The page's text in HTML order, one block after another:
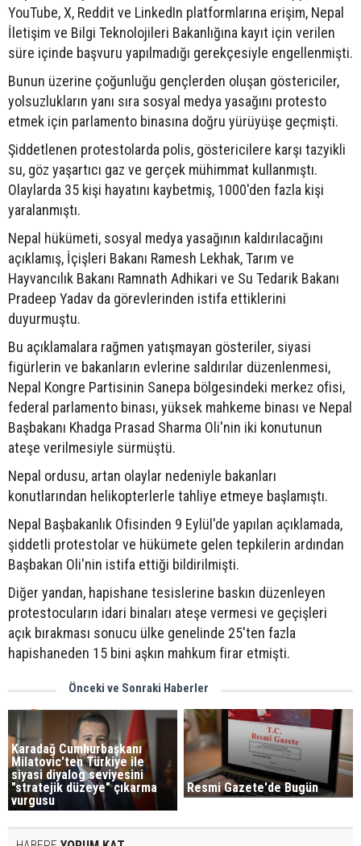
YouTube, X, Reddit ve LinkedIn platformlarına erişim, Nepal
İletişim ve Bilgi Teknolojileri Bakanlığına kayıt için verilen
süre içinde başvuru yapılmadığı gerekçesiyle engellenmişti.
Bunun üzerine çoğunluğu gençlerden oluşan göstericiler,
yolsuzlukların yanı sıra sosyal medya yasağını protesto
etmek için parlamento binasına doğru yürüyüşe geçmişti.
Şiddetlenen protestolarda polis, göstericilere karşı tazyikli
su, göz yaşartıcı gaz ve gerçek mühimmat kullanmıştı.
Olaylarda 35 kişi hayatını kaybetmiş, 1000'den fazla kişi
yaralanmıştı.
Nepal hükümeti, sosyal medya yasağının kaldırılacağını
açıklamış, İçişleri Bakanı Ramesh Lekhak, Tarım ve
Hayvancılık Bakanı Ramnath Adhikari ve Su Tedarik Bakanı
Pradeep Yadav da görevlerinden istifa ettiklerini
duyurmuştu.
Bu açıklamalara rağmen yatışmayan gösteriler, siyasi
figürlerin ve bakanların evlerine saldırılar düzenlenmesi,
Nepal Kongre Partisinin Sanepa bölgesindeki merkez ofisi,
federal parlamento binası, yüksek mahkeme binası ve Nepal
Başbakanı Khadga Prasad Sharma Oli'nin iki konutunun
ateşe verilmesiyle sürmüştü.
Nepal ordusu, artan olaylar nedeniyle bakanları
konutlarından helikopterlerle tahliye etmeye başlamıştı.
Nepal Başbakanlık Ofisinden 9 Eylül'de yapılan açıklamada,
şiddetli protestolar ve hükümete gelen tepkilerin ardından
Başbakan Oli'nin istifa ettiği bildirilmişti.
Diğer yandan, hapishane tesislerine baskın düzenleyen
protestocuların idari binaları ateşe vermesi ve geçişleri
açık bırakması sonucu ülke genelinde 25'ten fazla
hapishaneden 15 bini aşkın mahkum firar etmişti.
Önceki ve Sonraki Haberler
Karadağ Cumhurbaşkanı
Milatovic'ten Türkiye ile
siyasi diyalog seviyesini
"stratejik düzeye" çıkarma
vurgusu
Resmi Gazete'de Bugün